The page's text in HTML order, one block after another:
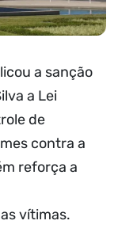
a sanção
a Lei
de
contra a
reforça a
vítimas.